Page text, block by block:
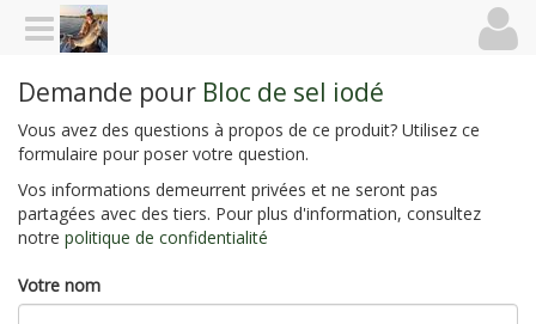
Demande pour Bloc de sel iodé
Vous avez des questions à propos de ce produit? Utilisez ce
formulaire pour poser votre question.
Vos informations demeurrent privées et ne seront pas
partagées avec des tiers. Pour plus d'information, consultez
notre politique de confidentialité
Votre nom